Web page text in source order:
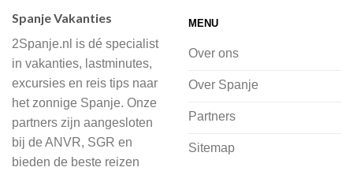
of je nu wilt relaxen op het strand,
cultuur wilt ontdekken of avontuur zoekt
in de natuur.
Bij 2Spanje.nl begint de voorpret al
voordat je het vliegtuig instapt, door
inspiratie op te doen over dit zonnige
Spanje Vakanties
2Spanje.nl is dé specialist
in vakanties, lastminutes,
excursies en reis tips naar
het zonnige Spanje. Onze
partners zijn aangesloten
bij de ANVR, SGR en
bieden de beste reizen
MENU
Over ons
Over Spanje
Partners
Sitemap